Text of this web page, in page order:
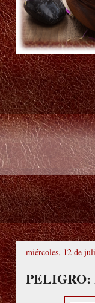
miércoles, 12 de
PELIGRO: